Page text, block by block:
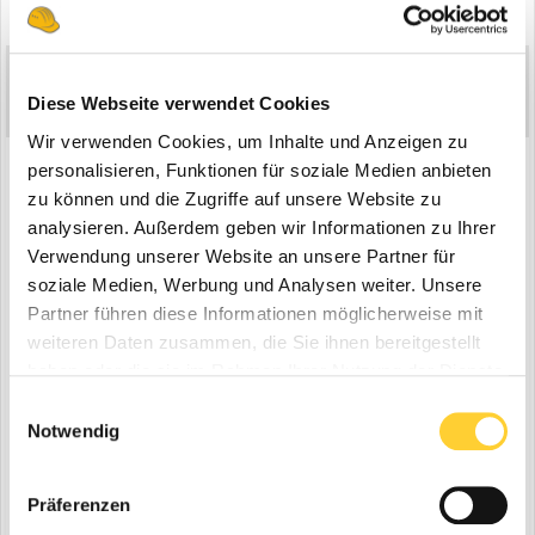
Diese Webseite verwendet Cookies
Wir verwenden Cookies, um Inhalte und Anzeigen zu
personalisieren, Funktionen für soziale Medien anbieten
zu können und die Zugriffe auf unsere Website zu
analysieren. Außerdem geben wir Informationen zu Ihrer
Verwendung unserer Website an unsere Partner für
soziale Medien, Werbung und Analysen weiter. Unsere
Partner führen diese Informationen möglicherweise mit
weiteren Daten zusammen, die Sie ihnen bereitgestellt
Notwendig
Präferenzen
3 weeks later...
Geschrieben21. September 2021
Mercedes Actros 5 1853 Gigaspace mit Kempf Auflieger der Firma
Hilker Transporte: